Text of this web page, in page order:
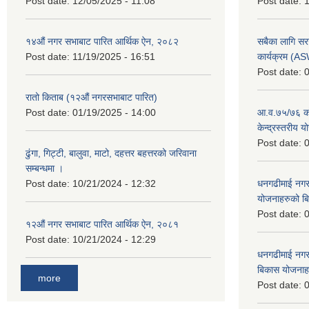
१४औं नगर सभाबाट पारित आर्थिक ऐन, २०८२
Post date: 11/19/2025 - 16:51
रातो किताब (१२औं नगरसभाबाट पारित)
Post date: 01/19/2025 - 14:00
ढुंगा, गिट्टी, बालुवा, माटो, दहत्तर बहत्तरको जरिवाना
सम्बन्धमा ।
Post date: 10/21/2024 - 12:32
१२औं नगर सभाबाट पारित आर्थिक ऐन, २०८१
Post date: 10/21/2024 - 12:29
more
सबैका लागि
कार्यक्रम
Post date:
आ.व.७५/७६
केन्द्रस्तरीय
Post date:
धनगढीमाई
योजनाहरुको
Post date:
धनगढीमाई
बिकास
Post date: